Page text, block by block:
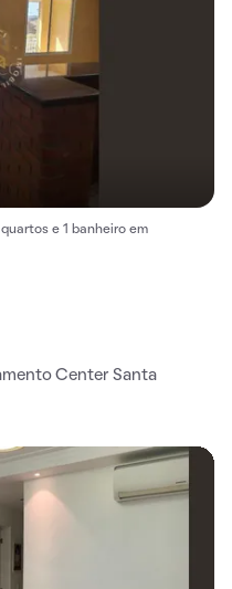
e 1 banheiro em
Center Santa